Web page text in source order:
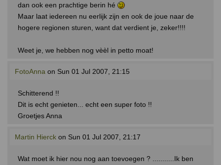
dan ook een prachtige berin hé
Maar laat iedereen nu eerlijk zijn en ook de joue naar de
hogere regionen sturen, want dat verdient je, zeker!!!!
Weet je, we hebben nog vèèl in petto moat!
FotoAnna on Sun 01 Jul 2007, 21:15
Schitterend !!
Dit is echt genieten... echt een super foto !!
Groetjes Anna
Martin Hierck on Sun 01 Jul 2007, 21:17
Wat moet ik hier nou nog aan toevoegen ? ...........Ik ben